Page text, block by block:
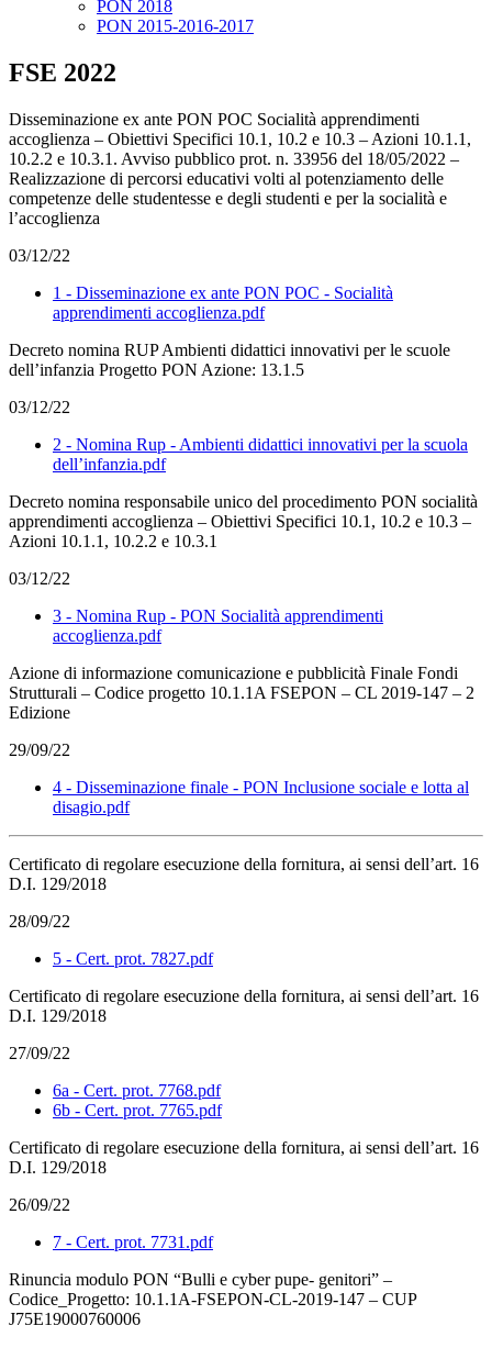
PON 2018
PON 2015-2016-2017
FSE 2022
Disseminazione ex ante PON POC Socialità apprendimenti
accoglienza – Obiettivi Specifici 10.1, 10.2 e 10.3 – Azioni 10.1.1,
10.2.2 e 10.3.1. Avviso pubblico prot. n. 33956 del 18/05/2022 –
Realizzazione di percorsi educativi volti al potenziamento delle
competenze delle studentesse e degli studenti e per la socialità e
l’accoglienza
03/12/22
1 - Disseminazione ex ante PON POC - Socialità
apprendimenti accoglienza.pdf
Decreto nomina RUP Ambienti didattici innovativi per le scuole
dell’infanzia Progetto PON Azione: 13.1.5
03/12/22
2 - Nomina Rup - Ambienti didattici innovativi per la scuola
dell’infanzia.pdf
Decreto nomina responsabile unico del procedimento PON socialità
apprendimenti accoglienza – Obiettivi Specifici 10.1, 10.2 e 10.3 –
Azioni 10.1.1, 10.2.2 e 10.3.1
03/12/22
3 - Nomina Rup - PON Socialità apprendimenti
accoglienza.pdf
Azione di informazione comunicazione e pubblicità Finale Fondi
Strutturali – Codice progetto 10.1.1A FSEPON – CL 2019-147 – 2
Edizione
29/09/22
4 - Disseminazione finale - PON Inclusione sociale e lotta al
disagio.pdf
Certificato di regolare esecuzione della fornitura, ai sensi dell’art. 16
D.I. 129/2018
28/09/22
5 - Cert. prot. 7827.pdf
Certificato di regolare esecuzione della fornitura, ai sensi dell’art. 16
D.I. 129/2018
27/09/22
6a - Cert. prot. 7768.pdf
6b - Cert. prot. 7765.pdf
Certificato di regolare esecuzione della fornitura, ai sensi dell’art. 16
D.I. 129/2018
26/09/22
7 - Cert. prot. 7731.pdf
Rinuncia modulo PON “Bulli e cyber pupe- genitori” –
Codice_Progetto: 10.1.1A-FSEPON-CL-2019-147 – CUP
J75E19000760006